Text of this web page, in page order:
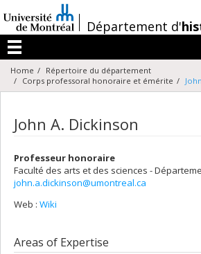
au
contenu
/Département d'
Menu
Home
Répertoire du département
Corps professoral honoraire et émérite
John A. Dickinson
Professeur honoraire
Faculté des arts et des sciences -
john.a.dickinson@umontreal.ca
Web : Wiki
Areas of Expertise